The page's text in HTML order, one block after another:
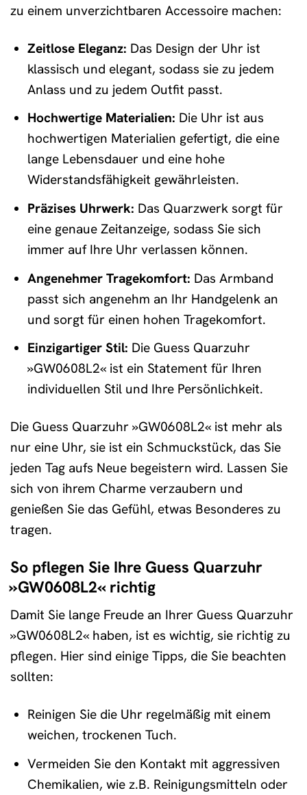
zu einem unverzichtbaren Accessoire machen:
Zeitlose Eleganz: Das Design der Uhr ist
klassisch und elegant, sodass sie zu jedem
Anlass und zu jedem Outfit passt.
Hochwertige Materialien: Die Uhr ist aus
hochwertigen Materialien gefertigt, die eine
lange Lebensdauer und eine hohe
Widerstandsfähigkeit gewährleisten.
Präzises Uhrwerk: Das Quarzwerk sorgt für
eine genaue Zeitanzeige, sodass Sie sich
immer auf Ihre Uhr verlassen können.
Angenehmer Tragekomfort: Das Armband
passt sich angenehm an Ihr Handgelenk an
und sorgt für einen hohen Tragekomfort.
Einzigartiger Stil: Die Guess Quarzuhr
»GW0608L2« ist ein Statement für Ihren
individuellen Stil und Ihre Persönlichkeit.
Die Guess Quarzuhr »GW0608L2« ist mehr als
nur eine Uhr, sie ist ein Schmuckstück, das Sie
jeden Tag aufs Neue begeistern wird. Lassen Sie
sich von ihrem Charme verzaubern und
genießen Sie das Gefühl, etwas Besonderes zu
tragen.
So pflegen Sie Ihre Guess Quarzuhr
»GW0608L2« richtig
Damit Sie lange Freude an Ihrer Guess Quarzuhr
»GW0608L2« haben, ist es wichtig, sie richtig zu
pflegen. Hier sind einige Tipps, die Sie beachten
sollten:
Reinigen Sie die Uhr regelmäßig mit einem
weichen, trockenen Tuch.
Vermeiden Sie den Kontakt mit aggressiven
Chemikalien, wie z.B. Reinigungsmitteln oder